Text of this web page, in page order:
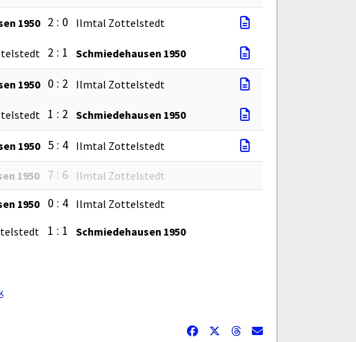
1950 2 : 0 Ilmtal Zottelstedt
2 : 1 Schmiedehausen 1950
1950 0 : 2 Ilmtal Zottelstedt
1 : 2 Schmiedehausen 1950
1950 5 : 4 Ilmtal Zottelstedt
1950 7 : 6 Ilmtal Zottelstedt
1950 0 : 4
Ilmtal Zottelstedt
1 : 1 Schmiedehausen 1950